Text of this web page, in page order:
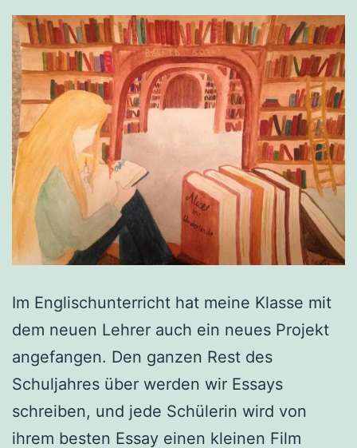
Im Englischunterricht hat meine Klasse mit
dem neuen Lehrer auch ein neues Projekt
angefangen. Den ganzen Rest des
Schuljahres über werden wir Essays
schreiben, und jede Schülerin wird von
ihrem besten Essay einen kleinen Film